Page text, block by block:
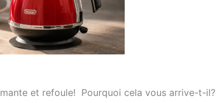
et refoule! Pourquoi cela vous arrive-t-il?